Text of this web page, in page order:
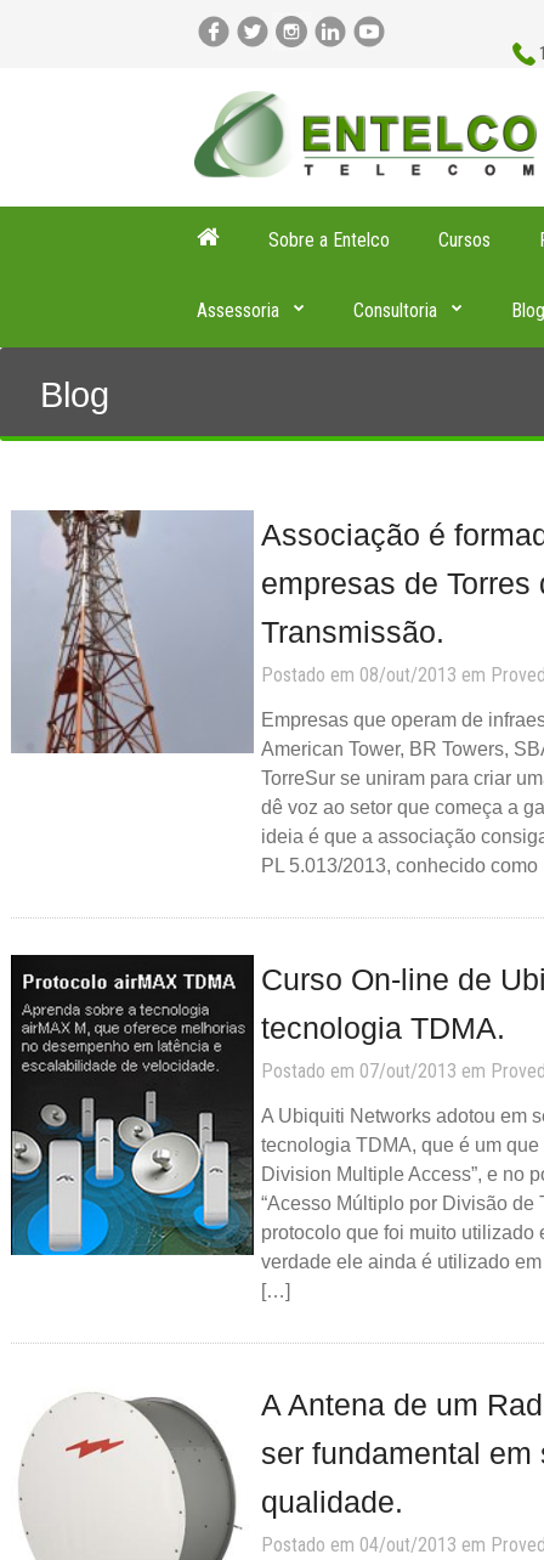
Sobre a Entelco Cursos
Assessoria Consultoria Blog
Blog
Associação é
empresas de Torres
Transmissão.
Postado em 08/out/2013 em
Empresas que operam de
American Tower, BR Towers,
TorreSur se uniram para criar
dê voz ao setor que começa a
ideia é que a associação
PL 5.013/2013, conhecido
Curso On-line de
tecnologia TDMA.
Postado em 07/out/2013 em
A Ubiquiti Networks adotou em
tecnologia TDMA, que é um
Division Multiple Access”, e no
“Acesso Múltiplo por Divisão de
protocolo que foi muito utilizado
verdade ele ainda é utilizado
[…]
A Antena de um
ser fundamental em
qualidade.
Postado em 04/out/2013 em